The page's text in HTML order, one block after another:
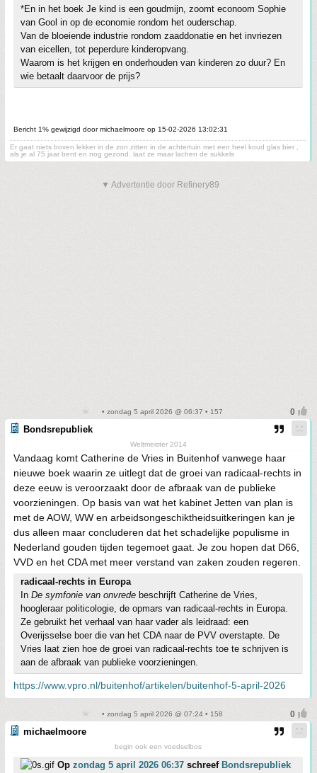
*En in het boek Je kind is een goudmijn, zoomt econoom Sophie
van Gool in op de economie rondom het ouderschap.
Van de bloeiende industrie rondom zaaddonatie en het invriezen
van eicellen, tot peperdure kinderopvang.
Waarom is het krijgen en onderhouden van kinderen zo duur? En
wie betaalt daarvoor de prijs?
Bericht 1% gewijzigd door michaelmoore op 15-02-2026 13:02:31
Er gaat niets boven lekker in de zon zitten in de achtertuin met een heel koud glas bier ,
als je al 75 jaar bent en nog gezond, laat ze maar lachen de sukkels
▼ Advertentie door Refinery89
• zondag 5 april 2026 @ 06:37 • 157
Bondsrepubliek
Weltmeister 2014
Vandaag komt Catherine de Vries in Buitenhof vanwege haar
nieuwe boek waarin ze uitlegt dat de groei van radicaal-rechts in
deze eeuw is veroorzaakt door de afbraak van de publieke
voorzieningen. Op basis van wat het kabinet Jetten van plan is
met de AOW, WW en arbeidsongeschiktheidsuitkeringen kan je
dus alleen maar concluderen dat het schadelijke populisme in
Nederland gouden tijden tegemoet gaat. Je zou hopen dat D66,
VVD en het CDA met meer verstand van zaken zouden regeren.
radicaal-rechts in Europa
In De symfonie van onvrede beschrijft Catherine de Vries,
hoogleraar politicologie, de opmars van radicaal-rechts in Europa.
Ze gebruikt het verhaal van haar vader als leidraad: een
Overijsselse boer die van het CDA naar de PVV overstapte. De
Vries laat zien hoe de groei van radicaal-rechts toe te schrijven is
aan de afbraak van publieke voorzieningen.
https://www.vpro.nl/buitenhof/artikelen/buitenhof-5-april-2026
• zondag 5 april 2026 @ 07:24 • 158
michaelmoore
begin ook een voedselbos
Op zondag 5 april 2026 06:37 schreef Bondsrepubliek